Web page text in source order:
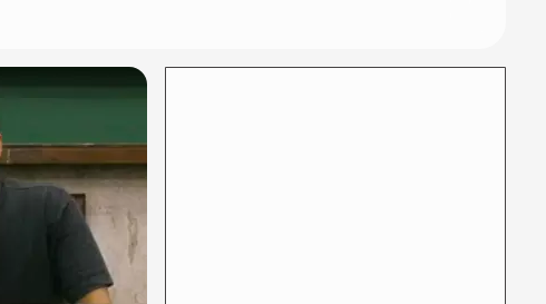
Brasil vai chegar forte em